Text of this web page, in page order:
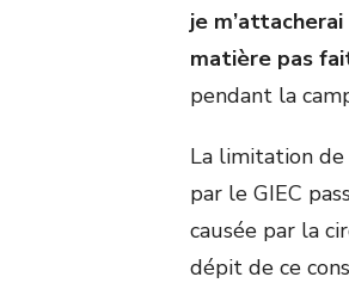
je
matière pas
pendant la
La limitation
par le GIEC
causée par la
dépit de ce